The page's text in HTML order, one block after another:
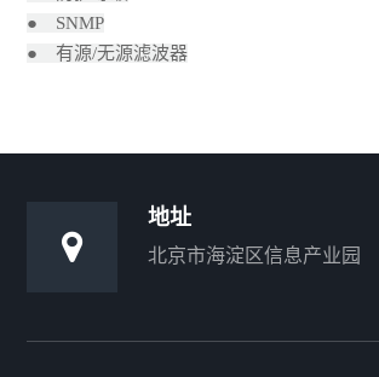
● SNMP
● 有源/无源滤波器
地址
北京市海淀区信息产业园